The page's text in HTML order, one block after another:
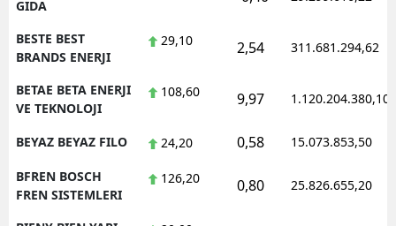
GIDA
BESTE BEST
BRANDS ENERJI
29,10 2,54 311.681.294,62
BETAE BETA ENERJI
VE TEKNOLOJI
108,60 9,97 1.120.204.380,10
BEYAZ BEYAZ FILO 24,20 0,58 15.073.853,50
BFREN BOSCH
FREN SISTEMLERI
126,20 0,80 25.826.655,20